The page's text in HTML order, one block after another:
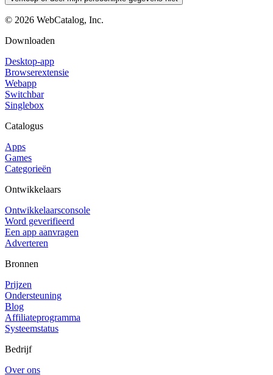
© 2026 WebCatalog, Inc.
Downloaden
Desktop-app
Browserextensie
Webapp
Switchbar
Singlebox
Catalogus
Apps
Games
Categorieën
Ontwikkelaars
Ontwikkelaarsconsole
Word geverifieerd
Een app aanvragen
Adverteren
Bronnen
Prijzen
Ondersteuning
Blog
Affiliateprogramma
Systeemstatus
Bedrijf
Over ons